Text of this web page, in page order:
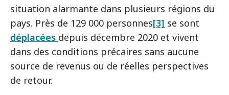
situation alarmante dans plusieurs régions du
pays. Près de 129 000 personnes[3] se sont
déplacées depuis décembre 2020 et vivent
dans des conditions précaires sans aucune
source de revenus ou de réelles perspectives
de retour.